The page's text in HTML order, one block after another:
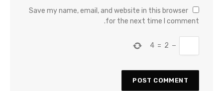
Save my name, email, and website in this browser
for the next time I comment.
−
2
=
4